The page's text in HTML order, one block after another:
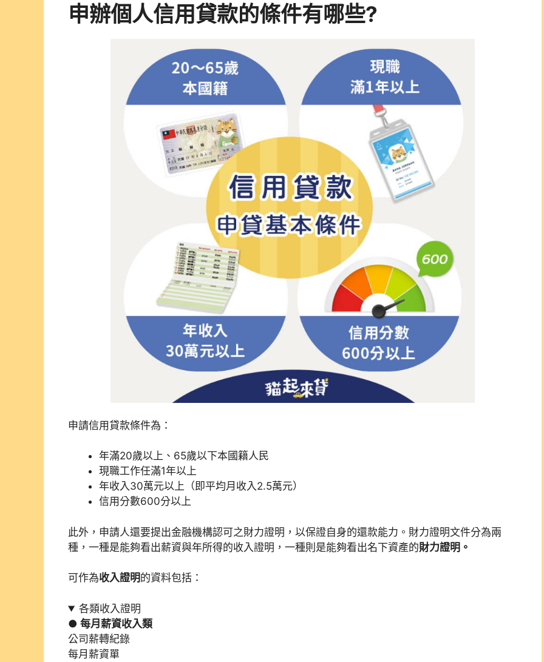
申辦個人信用貸款的條件有哪些?
申請信用貸款條件為：
年滿20歲以上、65歲以下本國籍人民
現職工作任滿1年以上
年收入30萬元以上（即平均月收入2.5萬元）
信用分數600分以上
此外，申請人還要提出金融機構認可之財力證明，以保證自身的還款能力。財力證明文件分為兩
種，一種是能夠看出薪資與年所得的收入證明，一種則是能夠看出名下資產的財力證明。
可作為收入證明的資料包括：
各類收入證明
● 每月薪資收入類
公司薪轉紀錄
每月薪資單